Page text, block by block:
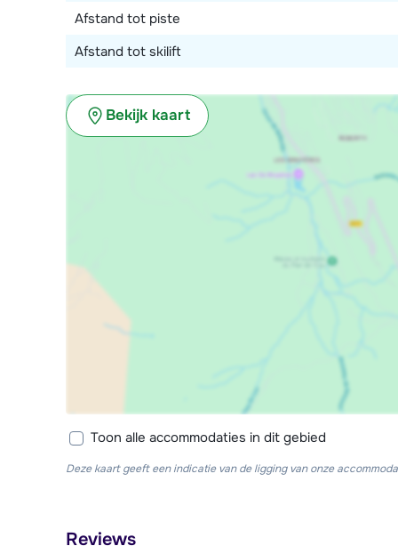
Afstand tot piste
Afstand tot skilift
Bekijk kaart
Toon alle accommodaties in dit gebied
Deze kaart geeft een indicatie van de ligging van onze
Reviews